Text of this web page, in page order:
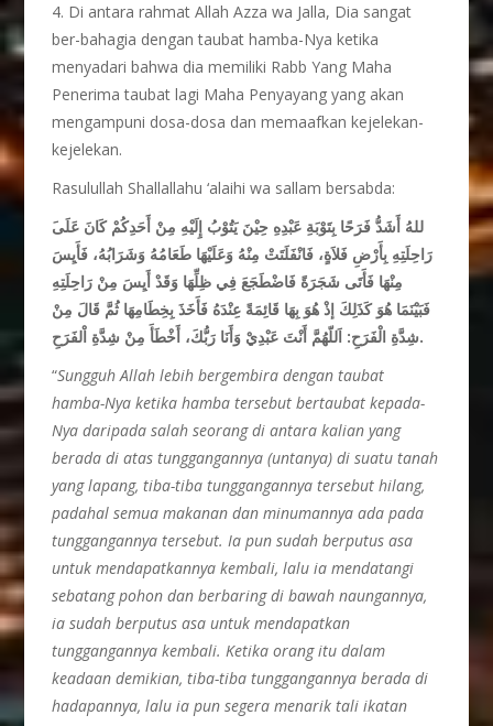
4. Di antara rahmat Allah Azza wa Jalla, Dia sangat
ber-bahagia dengan taubat hamba-Nya ketika
menyadari bahwa dia memiliki Rabb Yang Maha
Penerima taubat lagi Maha Penyayang yang akan
mengampuni dosa-dosa dan memaafkan kejelekan-
kejelekan.
Rasulullah Shallallahu ‘alaihi wa sallam bersabda:
َللهُ أَشَدُّ فَرَحًا بِتَوْبَةِ عَبْدِهِ حِيْنَ يَتُوْبُ إِلَيْهِ مِنْ أَحَدِكُمْ كَانَ عَلَى
رَاحِلَتِهِ بِأَرْضِ فَلاَةٍ، فَانْفَلَتَتْ مِنْهُ وَعَلَيْهَا طَعَامُهُ وَشَرَابُهُ، فَأَيِسَ
مِنْهَا فَأَتَى شَجَرَةً فَاضْطَجَعَ فِي ظِلِّهَا وَقَدْ أَيِسَ مِنْ رَاحِلَتِهِ
فَبَيْنَمَا هُوَ كَذَلِكَ إذْ هُوَ بِهَا قَائِمَةً عِنْدَهُ فَأَخَذَ بِخِطَامِهَا ثُمَّ قَالَ مِنْ
شِدَّةِ الْفَرَحِ: اَللّهُمَّ أَنْتَ عَبْدِيْ وَأَنَا رَبُّكَ، أَخْطَأَ مِنْ شِدَّةِ اْلفَرَحِ.
“Sungguh Allah lebih bergembira dengan taubat
hamba-Nya ketika hamba tersebut bertaubat kepada-
Nya daripada salah seorang di antara kalian yang
berada di atas tunggangannya (untanya) di suatu tanah
yang lapang, tiba-tiba tunggangannya tersebut hilang,
padahal semua makanan dan minumannya ada pada
tunggangannya tersebut. Ia pun sudah berputus asa
untuk mendapatkannya kembali, lalu ia mendatangi
sebatang pohon dan berbaring di bawah naungannya,
ia sudah berputus asa untuk mendapatkan
tunggangannya kembali. Ketika orang itu dalam
keadaan demikian, tiba-tiba tunggangannya berada di
hadapannya, lalu ia pun segera menarik tali ikatan